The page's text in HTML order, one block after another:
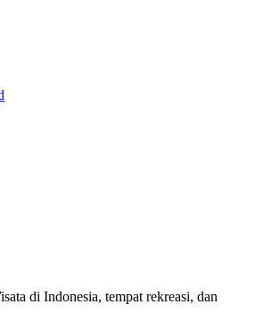
di Indonesia, tempat rekreasi, dan